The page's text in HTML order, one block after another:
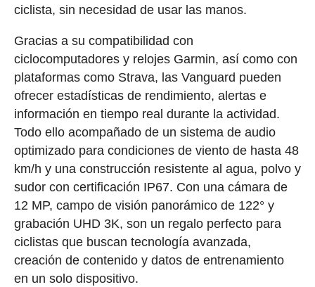
ciclista, sin necesidad de usar las manos.
Gracias a su compatibilidad con
ciclocomputadores y relojes Garmin, así como con
plataformas como Strava, las Vanguard pueden
ofrecer estadísticas de rendimiento, alertas e
información en tiempo real durante la actividad.
Todo ello acompañado de un sistema de audio
optimizado para condiciones de viento de hasta 48
km/h y una construcción resistente al agua, polvo y
sudor con certificación IP67. Con una cámara de
12 MP, campo de visión panorámico de 122° y
grabación UHD 3K, son un regalo perfecto para
ciclistas que buscan tecnología avanzada,
creación de contenido y datos de entrenamiento
en un solo dispositivo.